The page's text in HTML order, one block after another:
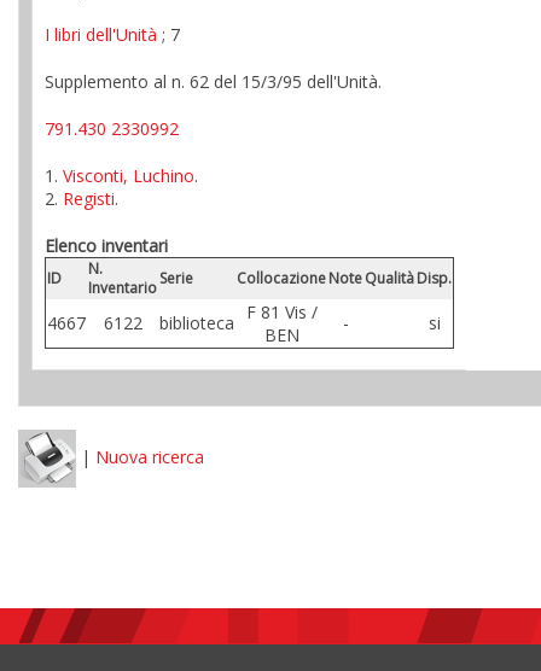
I libri dell'Unità ; 7
Supplemento al n. 62 del 15/3/95 dell'Unità.
791.430 2330992
1. Visconti, Luchino.
2. Registi.
Elenco inventari
ID
N.
InventarioSerie CollocazioneNoteQualitàDisp.
4667 6122 biblioteca
F 81 Vis /
BEN
- si
| Nuova ricerca